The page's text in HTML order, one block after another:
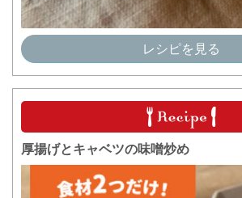
レシピを見る
厚揚げとキャベツの味噌炒め